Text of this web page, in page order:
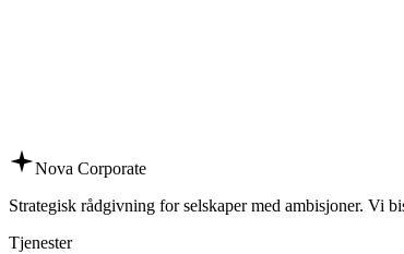
Nova Corporate
Strategisk rådgivning for selskaper med ambisjoner. Vi
Tjenester